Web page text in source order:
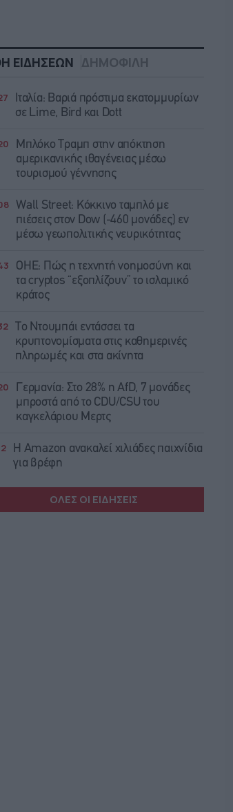
ΕΙΔΗΣΕΩΝ ΔΗΜΟΦΙΛΗ
Ιταλία: Βαριά πρόστιμα εκατομμυρίων
σε Lime, Bird και Dott
Μπλόκο Τραμπ στην απόκτηση
αμερικανικής ιθαγένειας μέσω
τουρισμού γέννησης
Wall Street: Κόκκινο ταμπλό με
πιέσεις στον Dow (-460 μονάδες) εν
μέσω γεωπολιτικής νευρικότητας
ΟΗΕ: Πώς η τεχνητή νοημοσύνη και
τα cryptos “εξοπλίζουν” το ισλαμικό
κράτος
Το Ντουμπάι εντάσσει τα
κρυπτονομίσματα στις καθημερινές
πληρωμές και στα ακίνητα
Γερμανία: Στο 28% η AfD, 7 μονάδες
μπροστά από το CDU/CSU του
καγκελάριου Μερτς
Η Amazon ανακαλεί χιλιάδες παιχνίδια
για βρέφη
ΟΛΕΣ ΟΙ ΕΙΔΗΣΕΙΣ